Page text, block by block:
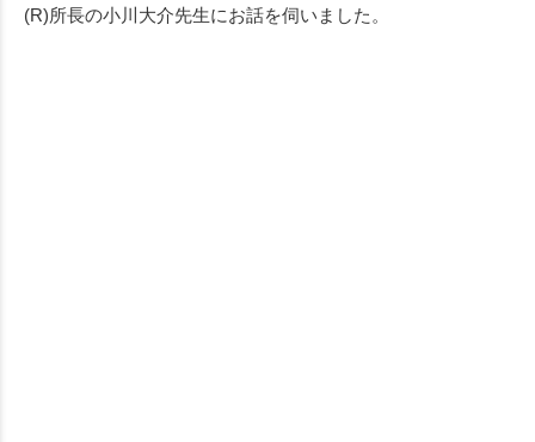
(R)所長の小川大介先生にお話を伺いました。